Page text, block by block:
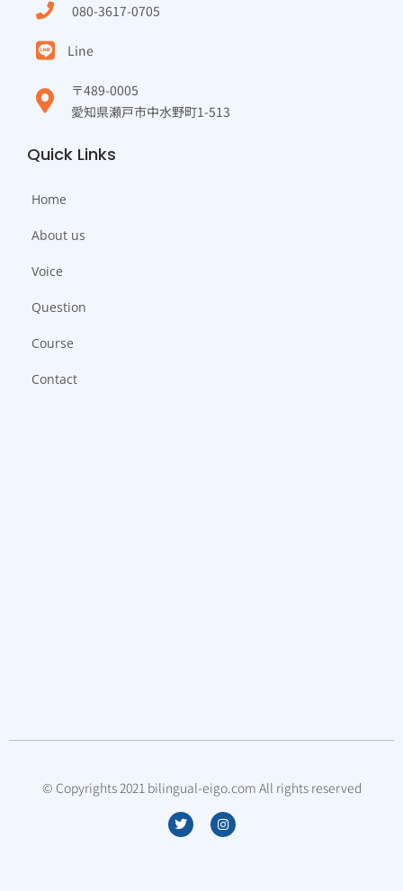
080-3617-0705
Line
〒489-0005
愛知県瀬戸市中水野町1-513
Quick Links
Home
About us
Voice
Question
Course
Contact
© Copyrights 2021 bilingual-eigo.com All rights reserved